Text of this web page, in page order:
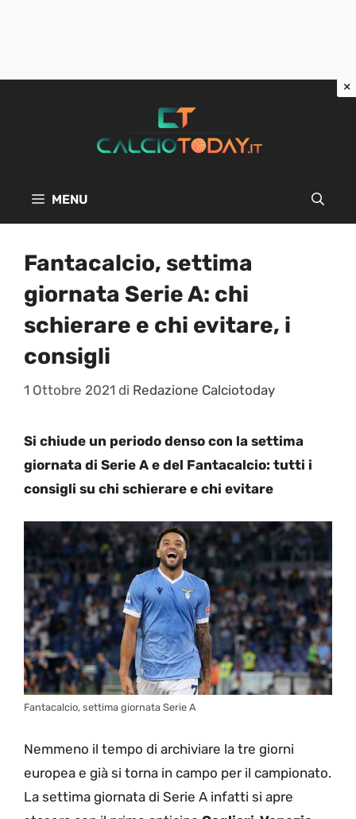
MENU
Fantacalcio, settima
giornata Serie A: chi
schierare e chi evitare, i
consigli
1 Ottobre 2021 di Redazione Calciotoday
Si chiude un periodo denso con la settima
giornata di Serie A e del Fantacalcio: tutti i
consigli su chi schierare e chi evitare
Fantacalcio, settima giornata Serie A
Nemmeno il tempo di archiviare la tre giorni
europea e già si torna in campo per il campionato.
La settima giornata di Serie A infatti si apre